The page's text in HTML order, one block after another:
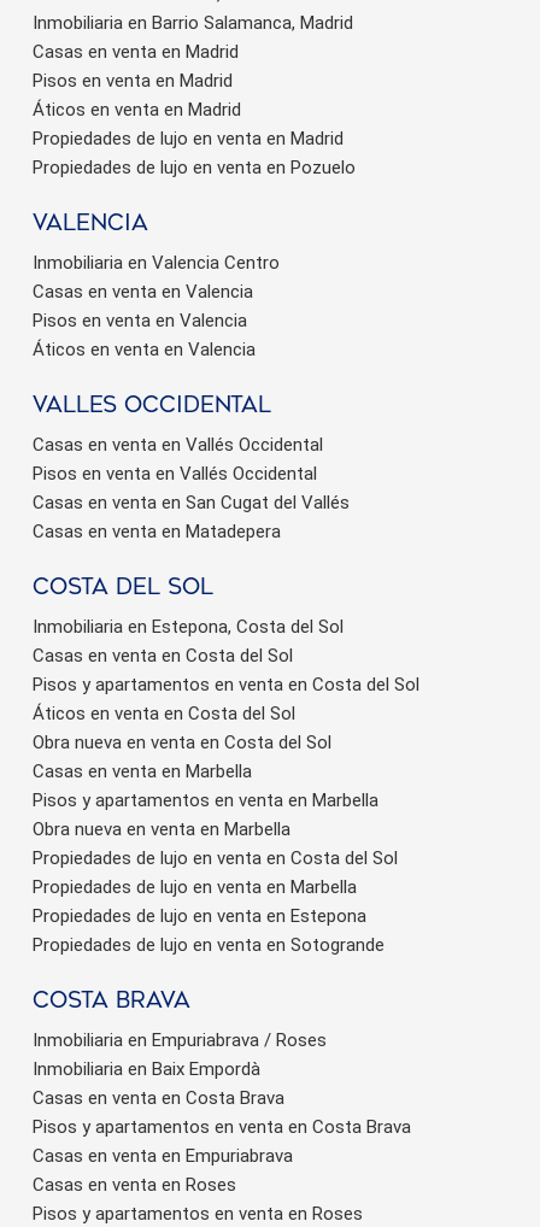
Inmobiliaria en Barrio Salamanca, Madrid
Casas en venta en Madrid
Pisos en venta en Madrid
Áticos en venta en Madrid
Propiedades de lujo en venta en Madrid
Propiedades de lujo en venta en Pozuelo
valencia
Inmobiliaria en Valencia Centro
Casas en venta en Valencia
Pisos en venta en Valencia
Áticos en venta en Valencia
valles occidental
Casas en venta en Vallés Occidental
Pisos en venta en Vallés Occidental
Casas en venta en San Cugat del Vallés
Casas en venta en Matadepera
Costa del sol
Inmobiliaria en Estepona, Costa del Sol
Casas en venta en Costa del Sol
Pisos y apartamentos en venta en Costa del Sol
Áticos en venta en Costa del Sol
Obra nueva en venta en Costa del Sol
Casas en venta en Marbella
Pisos y apartamentos en venta en Marbella
Obra nueva en venta en Marbella
Propiedades de lujo en venta en Costa del Sol
Propiedades de lujo en venta en Marbella
Propiedades de lujo en venta en Estepona
Propiedades de lujo en venta en Sotogrande
Costa brava
Inmobiliaria en Empuriabrava / Roses
Inmobiliaria en Baix Empordà
Casas en venta en Costa Brava
Pisos y apartamentos en venta en Costa Brava
Casas en venta en Empuriabrava
Casas en venta en Roses
Pisos y apartamentos en venta en Roses